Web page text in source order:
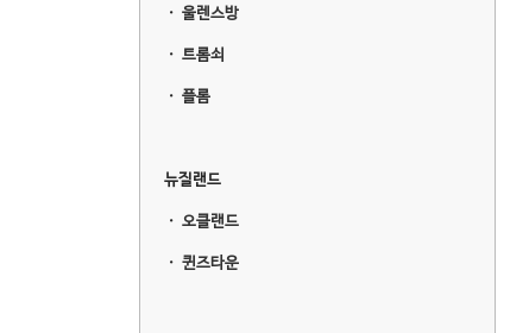
ㆍ 울렌스방
ㆍ 트롬쇠
ㆍ 플롬
뉴질랜드
ㆍ 오클랜드
ㆍ 퀸즈타운